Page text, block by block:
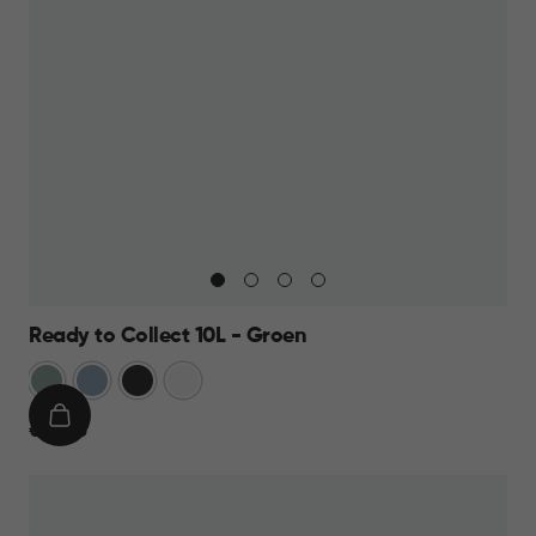
Ready to Collect 10L - Groen
GroenBlauwDonkergrijs
€
€ 14,95
IN